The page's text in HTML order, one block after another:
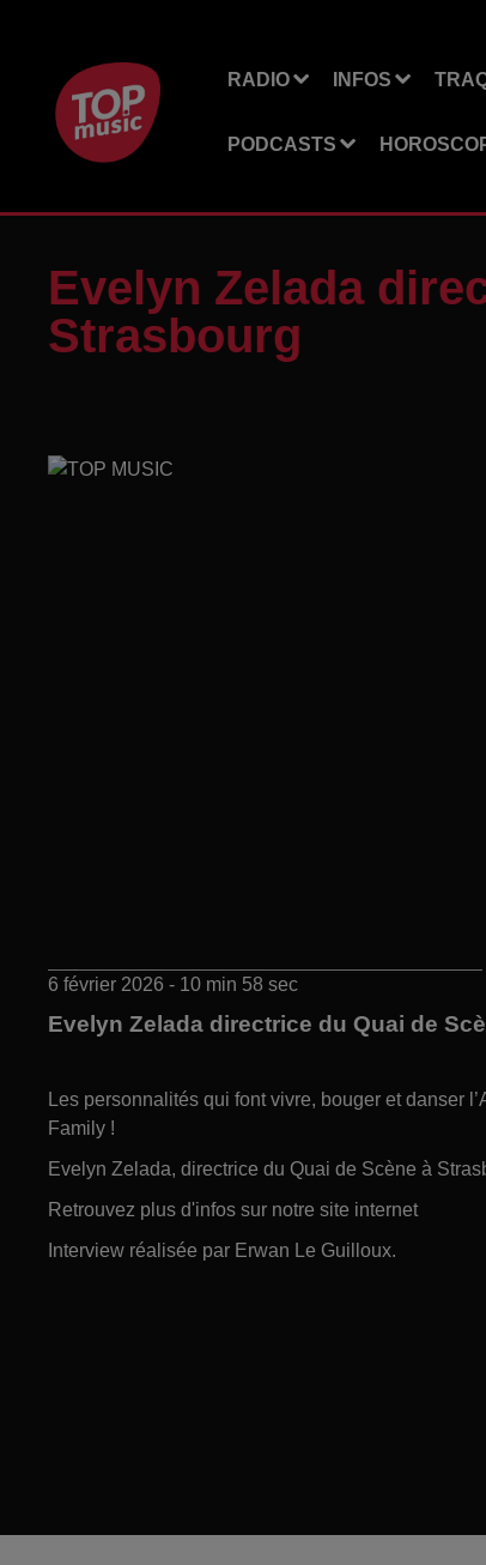
RADIO INFOS
PODCASTS
Evelyn Zelada
Strasbourg
6 février 2026 - 10 min 58 sec
Evelyn Zelada directrice du Quai de
Les personnalités qui font vivre, bouger et danser
Family !
Evelyn Zelada, directrice du Quai de Scène à
Retrouvez plus d'infos sur notre site internet
Interview réalisée par Erwan Le Guilloux.